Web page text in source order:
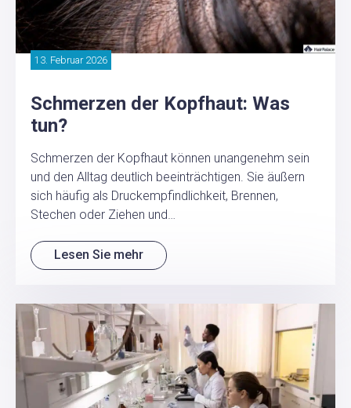
13. Februar 2026
Schmerzen der Kopfhaut: Was
tun?
Schmerzen der Kopfhaut können unangenehm sein
und den Alltag deutlich beeinträchtigen. Sie äußern
sich häufig als Druckempfindlichkeit, Brennen,
Stechen oder Ziehen und…
Lesen Sie mehr